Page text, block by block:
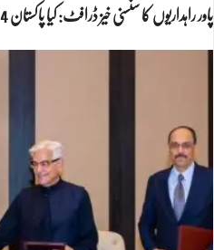
پاور راہداریوں کا سنسنی خیز ڈرافٹ: کیا پاکستان 4 صوبوں سے 33 اکائیوں میں…